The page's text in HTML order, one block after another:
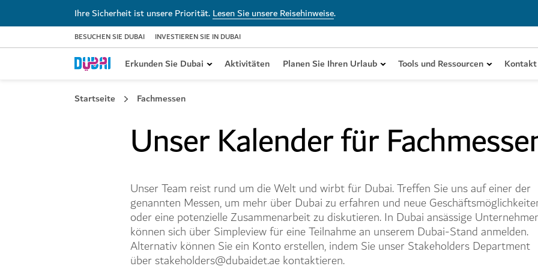
Ihre Sicherheit ist unsere Priorität.Lesen Sie unsere Reisehinweise.
BESUCHEN SIE DUBAI INVESTIEREN SIE IN DUBAI
Erkunden Sie Dubai
Willkommen in einer einzigartigen
Bewundern Sie traditionelles
Kunsthandwerk und entdecken Sie
die kulturellen Schätze der Region.
Jedes Viertel von Dubai erzählt
eine eigene Geschichte
Besucher, die
Dubai reisen
Aktivitäten Planen Sie Ihren Urlaub
Von kulturellen Bräuchen bis zur
Währung: Wir haben die
Antworten auf all Ihre Fragen.
Finden Sie das richtige Visum für
Ihren Aufenthalt in Dubai
Von der Ankunft bis zum Abflug:
Die Fortbewegung in Dubai ist
kinderleicht.
an
Geldbeutel
Tools und Ressourcen
Treffen Sie uns bei der nächsten
Reise-Fachveranstaltung in Ihrer
Finden Sie einen Hochzeitsplaner
für Ihre Hochzeit in Dubai
Eignen Sie sich die erforderlichen
Fähigkeiten und Kenntnisse an, um
Dubai optimal zu bewerben
Kontakt
Startseite Fachmessen
Unser Kalender für
Unser Team reist rund um die Welt und wirbt für Dubai. Treffen Sie uns auf einer der
genannten Messen, um mehr über Dubai zu erfahren und neue
oder eine potenzielle Zusammenarbeit zu diskutieren. In Dubai ansässige
können sich über Simpleview für eine Teilnahme an unserem Dubai-Stand anmelden.
Alternativ können Sie ein Konto erstellen, indem Sie unser Stakeholders Department
über stakeholders@dubaidet.ae kontaktieren.